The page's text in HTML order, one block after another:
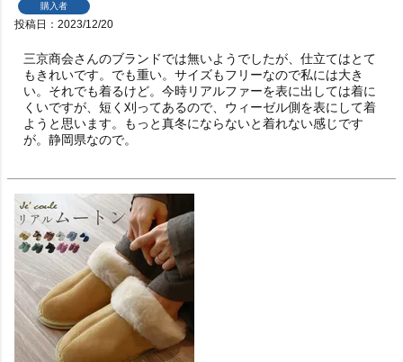
購入者
投稿日 2023/12/20
三京商会さんのブランドでは無いようでしたが、仕立てはとて
もきれいです。でも重い。サイズもフリーなので私には大き
い。それでも着るけど。今時リアルファーを表に出しては着に
くいですが、短く刈ってあるので、ウィーゼル側を表にして着
ようと思います。もっと真冬にならないと着れない感じです
が。静岡県なので。